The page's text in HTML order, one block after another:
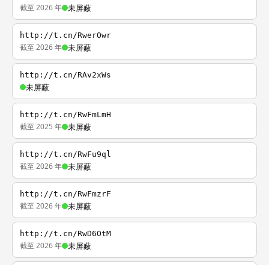
截至 2026 年 未屏蔽
http://t.cn/RwerOwr
截至 2026 年 未屏蔽
http://t.cn/RAv2xWs
未屏蔽
http://t.cn/RwFmLmH
截至 2025 年 未屏蔽
http://t.cn/RwFu9ql
截至 2026 年 未屏蔽
http://t.cn/RwFmzrF
截至 2026 年 未屏蔽
http://t.cn/RwD6OtM
截至 2026 年 未屏蔽